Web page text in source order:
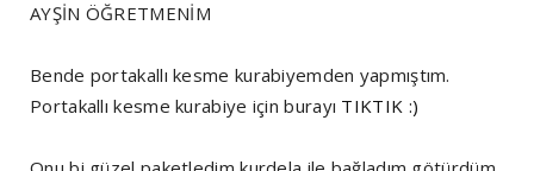
AYŞİN ÖĞRETMENİM
Bende portakallı kesme kurabiyemden yapmıştım.
Portakallı kesme kurabiye için burayı TIKTIK :)